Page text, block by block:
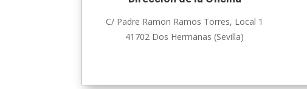
C/ Padre Ramon Ramos Torres, Local 1
41702 Dos Hermanas (Sevilla)